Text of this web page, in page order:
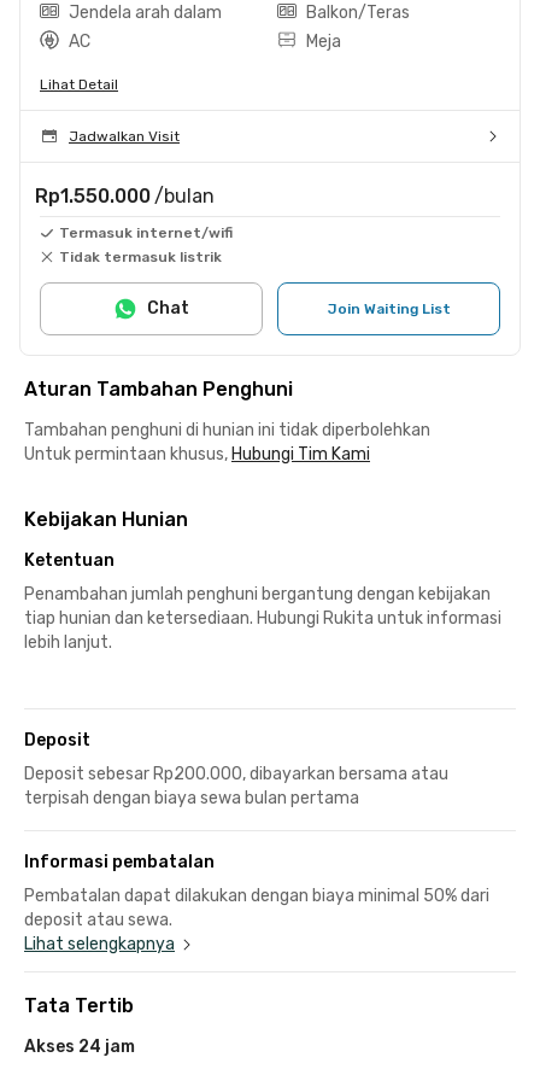
Jendela arah dalam
Balkon/Teras
AC
Meja
Lihat Detail
Jadwalkan Visit
Rp1.550.000 /bulan
Termasuk internet/wifi
Tidak termasuk listrik
Join Waiting List
Chat
Aturan Tambahan Penghuni
Tambahan penghuni di hunian ini tidak diperbolehkan
Untuk permintaan khusus, Hubungi Tim Kami
Kebijakan Hunian
Ketentuan
Penambahan jumlah penghuni bergantung dengan kebijakan
tiap hunian dan ketersediaan. Hubungi Rukita untuk informasi
lebih lanjut.
Deposit
Deposit sebesar Rp200.000, dibayarkan bersama atau
terpisah dengan biaya sewa bulan pertama
Informasi pembatalan
Pembatalan dapat dilakukan dengan biaya minimal 50% dari
deposit atau sewa.
Lihat selengkapnya
Tata Tertib
Akses 24 jam